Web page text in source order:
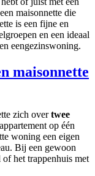
maisonnette die
is een fijne en
en een ideaal
eengezinswoning.
maisonnette
zich overtwee
op één
woning een eigen
Bij een gewoon
of het trappenhuis met